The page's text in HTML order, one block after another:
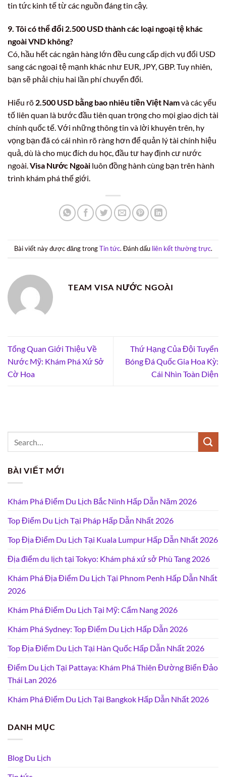
tin tức kinh tế từ các nguồn đáng tin cậy.
9. Tôi có thể đổi 2.500 USD thành các loại ngoại tệ khác
ngoài VND không?
Có, hầu hết các ngân hàng lớn đều cung cấp dịch vụ đổi USD
sang các ngoại tệ mạnh khác như EUR, JPY, GBP. Tuy nhiên,
bạn sẽ phải chịu hai lần phí chuyển đổi.
Hiểu rõ 2.500 USD bằng bao nhiêu tiền Việt Namvà các yếu
tố liên quan là bước đầu tiên quan trọng cho mọi giao dịch tài
chính quốc tế. Với những thông tin và lời khuyên trên, hy
vọng bạn đã có cái nhìn rõ ràng hơn để quản lý tài chính hiệu
quả, dù là cho mục đích du học, đầu tư hay định cư nước
ngoài.Visa Nước Ngoài luôn đồng hành cùng bạn trên hành
trình khám phá thế giới.
Bài viết này được đăng trongTin tức. Đánh dấu liên kết thường trực.
TEAM VISA NƯỚC NGOÀI
Tổng Quan Giới Thiệu Về
Nước Mỹ: Khám Phá Xứ Sở
Cờ Hoa
Thứ Hạng Của Đội Tuyển
Bóng Đá Quốc Gia Hoa Kỳ:
Cái Nhìn Toàn Diện
BÀI VIẾT MỚI
Khám Phá Điểm Du Lịch Bắc Ninh Hấp Dẫn Năm 2026
Top Điểm Du Lịch Tại Pháp Hấp Dẫn Nhất 2026
Top Địa Điểm Du Lịch Tại Kuala Lumpur Hấp Dẫn Nhất 2026
Địa điểm du lịch tại Tokyo: Khám phá xứ sở Phù Tang 2026
Khám Phá Địa Điểm Du Lịch Tại Phnom Penh Hấp Dẫn Nhất
2026
Khám Phá Điểm Du Lịch Tại Mỹ: Cẩm Nang 2026
Khám Phá Sydney: Top Điểm Du Lịch Hấp Dẫn 2026
Top Địa Điểm Du Lịch Tại Hàn Quốc Hấp Dẫn Nhất 2026
Điểm Du Lịch Tại Pattaya: Khám Phá Thiên Đường Biển Đảo
Thái Lan 2026
Khám Phá Điểm Du Lịch Tại Bangkok Hấp Dẫn Nhất 2026
DANH MỤC
Blog Du Lịch